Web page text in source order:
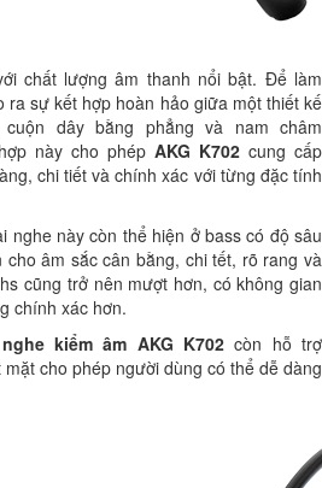
chất lượng âm thanh nổi bật. Để làm
ra sự kết hợp hoàn hảo giữa một thiết kế
cuộn dây bằng phẳng và nam châm
này cho phép AKG K702 cung cấp
chi tiết và chính xác với từng đặc tính
nghe này còn thể hiện ở bass có độ sâu
âm sắc cân bằng, chi tết, rõ rang và
cũng trở nên mượt hơn, có không gian
chính xác hơn.
kiểm âm AKG K702 còn hỗ trợ
cho phép người dùng có thể dễ dàng